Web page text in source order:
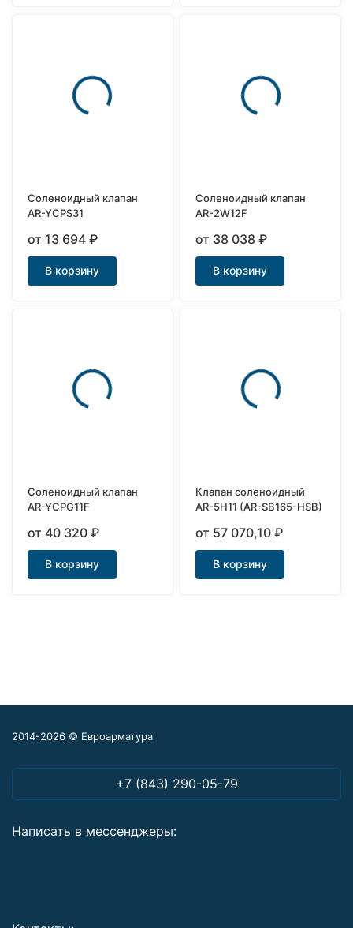
Соленоидный клапан
AR-YCPS31
от 13 694₽
В корзину
Соленоидный клапан
AR-2W12F
от 38 038₽
В корзину
Соленоидный клапан
AR-YCPG11F
от 40 320₽
В корзину
Клапан соленоидный
AR-5H11 (AR-SB165-HSB)
от 57 070,10₽
В корзину
2014-2026 © Евроарматура
+7 (843) 290-05-79
Написать в мессенджеры: